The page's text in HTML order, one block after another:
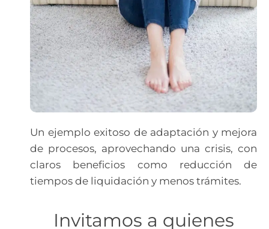
Un ejemplo exitoso de adaptación y mejora
de procesos, aprovechando una crisis, con
claros beneficios como reducción de
tiempos de liquidación y menos trámites.
Invitamos a quienes